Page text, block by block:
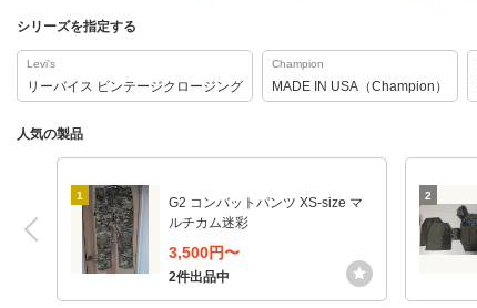
シリーズを指定する
Levi's
リーバイス ビンテージクロージング
Champion
MADE IN USA（Champion）
人気の製品
1
G2 コンバットパンツ XS-size マ
ルチカム迷彩
3,500円〜
2件出品中
2